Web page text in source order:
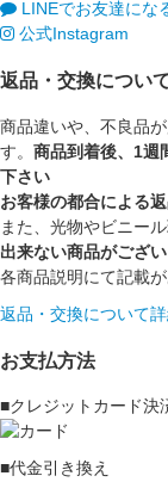
LINEでお友達にな
公式Instagram
返品・交換につい
商品違いや、不良品
す。 商品到着後、1週
下さい
お客様の都合による
また、光物やビニー
出来ない商品がござ
各商品説明にて記載
返品・交換について
お支払方法
■クレジットカード決
■代金引き換え